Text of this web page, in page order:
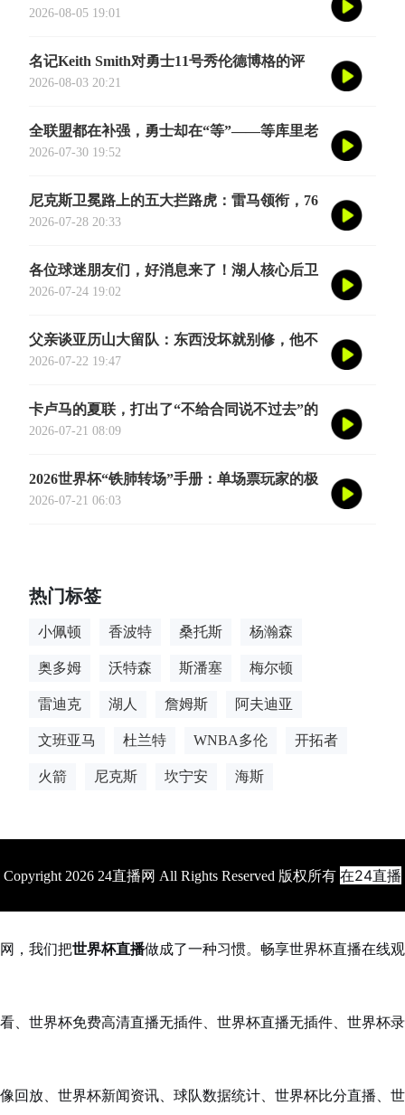
觉得他是谦虚或者脑子进水了，我给您掰开了
2026-08-05 19:01
名记Keith Smith对勇士11号秀伦德博格的评
价，用词非常精准。他说伦德博格是夏联最耀
2026-08-03 20:21
全联盟都在补强，勇士却在“等”——等库里老
去的那一天
2026-07-30 19:52
尼克斯卫冕路上的五大拦路虎：雷马领衔，76
人四巨头在列
2026-07-28 20:33
各位球迷朋友们，好消息来了！湖人核心后卫
奥斯汀·里夫斯的2026中国行「紫金之旅」正
2026-07-24 19:02
父亲谈亚历山大留队：东西没坏就别修，他不
会被夜生活诱惑走
2026-07-22 19:47
卡卢马的夏联，打出了“不给合同说不过去”的
数据
2026-07-21 08:09
2026世界杯“铁肺转场”手册：单场票玩家的极
限跨城生存法则
2026-07-21 06:03
热门标签
小佩顿 香波特 桑托斯 杨瀚森
奥多姆 沃特森 斯潘塞 梅尔顿
雷迪克 湖人 詹姆斯 阿夫迪亚
文班亚马 杜兰特 WNBA多伦 开拓者
火箭 尼克斯 坎宁安 海斯
Copyright 2026 24直播网 All Rights Reserved 版权所有 在24直播
网，我们把世界杯直播做成了一种习惯。畅享世界杯直播在线观
看、世界杯免费高清直播无插件、世界杯直播无插件、世界杯录
像回放、世界杯新闻资讯、球队数据统计、世界杯比分直播、世